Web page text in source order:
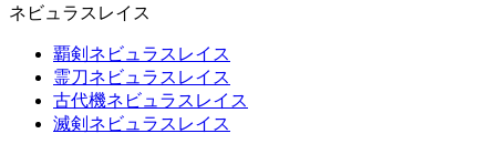
ネビュラスレイス
覇剣ネビュラスレイス
霊刀ネビュラスレイス
古代機ネビュラスレイス
滅剣ネビュラスレイス